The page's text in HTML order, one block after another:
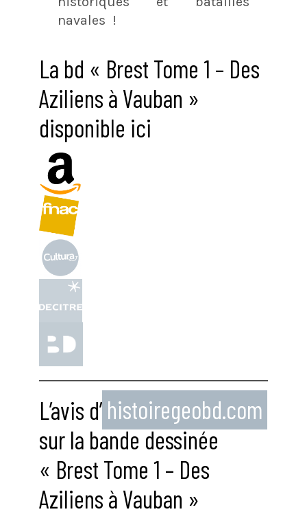
navales !
La bd « Brest Tome 1 – Des
Aziliens à Vauban »
disponible ici
L’avis d’ histoiregeobd.com
sur la bande dessinée
« Brest Tome 1 – Des
Aziliens à Vauban »